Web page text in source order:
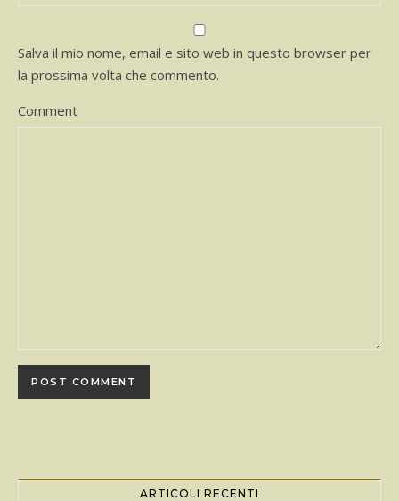
Salva il mio nome, email e sito web in questo browser per
la prossima volta che commento.
Comment
ARTICOLI RECENTI